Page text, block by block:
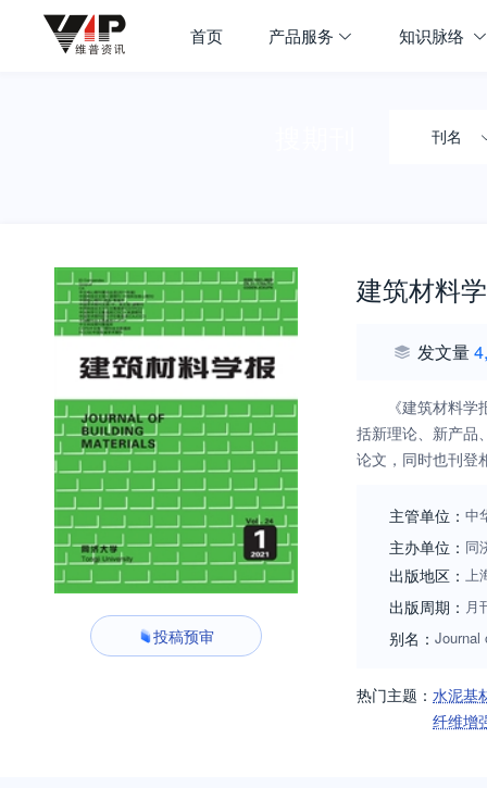
首页 产品服务 知识脉络
刊名
投稿预审
建筑材料
发文量
《建筑材料
括新理论、新产品
论文，同时也刊登
主管单位： 中
主办单位： 同
出版地区： 上
出版周期： 月
别名： Journal
热门主题： 水泥基
纤维增